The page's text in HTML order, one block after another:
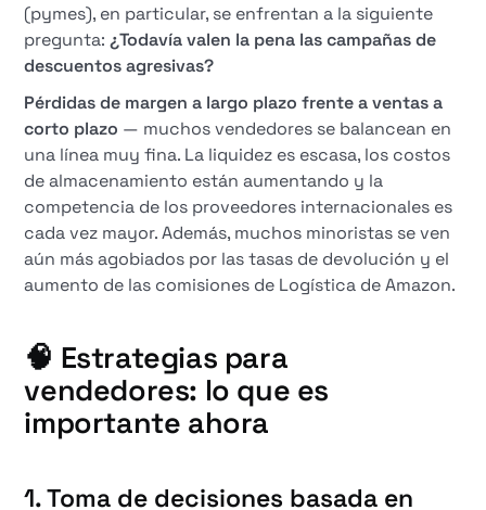
(pymes), en particular, se enfrentan a la siguiente
pregunta:¿Todavía valen la pena las campañas de
descuentos agresivas?
Pérdidas de margen a largo plazo frente a ventas a
corto plazo — muchos vendedores se balancean en
una línea muy fina. La liquidez es escasa, los costos
de almacenamiento están aumentando y la
competencia de los proveedores internacionales es
cada vez mayor. Además, muchos minoristas se ven
aún más agobiados por las tasas de devolución y el
aumento de las comisiones de Logística de Amazon.
🧠 Estrategias para
vendedores: lo que es
importante ahora
1.Toma de decisiones basada en